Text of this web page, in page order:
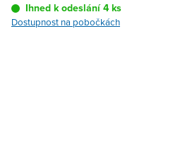
Ihned k odeslání 4 ks
Dostupnost na pobočkách